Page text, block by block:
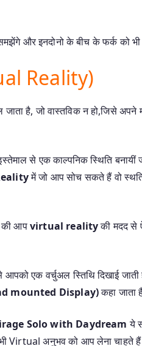
और इनदोनो के बीच के फर्क को भी
Reality)
है, जो वास्तविक न हो,जिसे अपने
से एक काल्पनिक स्थिति बनायीं
में जो आप सोच सकते हैं वो
की आपvirtual realityकी मदद से
एक वर्चुअल स्तिथि दिखाई
mounted Display)कहा जाता
Solo with Daydreamये
Virtual अनुभव को आप लेना चाहते